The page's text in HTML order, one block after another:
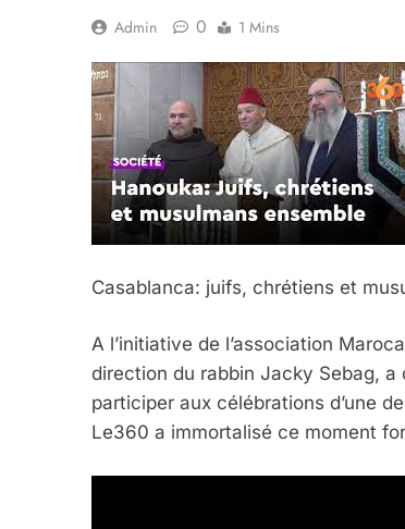
Admin 0 1 Mins
Casablanca: juifs, chrétiens et
A l’initiative de l’association
direction du rabbin Jacky Sebag,
participer aux célébrations d’une
Le360 a immortalisé ce moment
5